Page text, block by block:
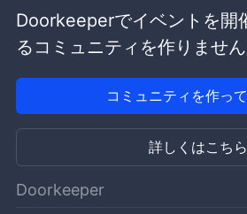
Doorkeeperでイベントを開
るコミュニティを作りません
コミュニティを作っ
詳しくはこちら
Doorkeeper